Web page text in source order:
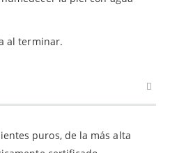
al terminar.
puros, de la más alta